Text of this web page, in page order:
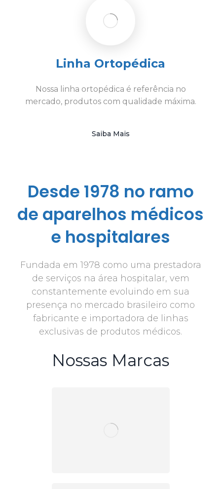
Linha Ortopédica
Nossa linha ortopédica é referência no
mercado, produtos com qualidade máxima.
Saiba Mais
Desde 1978 no ramo
de aparelhos médicos
e hospitalares
Fundada em 1978 como uma prestadora
de serviços na área hospitalar, vem
constantemente evoluindo em sua
presença no mercado brasileiro como
fabricante e importadora de linhas
exclusivas de produtos médicos.
Nossas Marcas